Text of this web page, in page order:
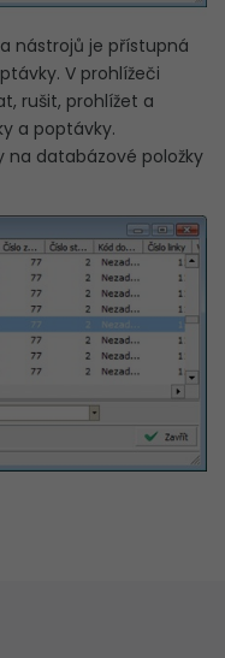
nástrojů je přístupná
V prohlížeči
rušit, prohlížet a
a poptávky.
na databázové položky